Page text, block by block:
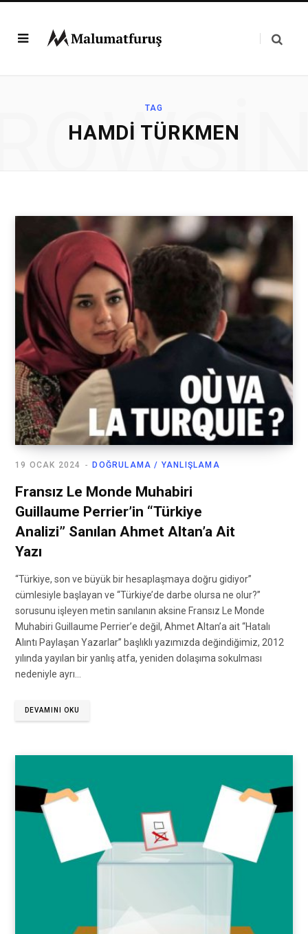
TAG
HAMDI TÜRKMEN
DOĞRULAMA / YANLIŞLAMA
19 OCAK 2024
Fransız Le Monde Muhabiri
Guillaume Perrier’in “Türkiye
Analizi” Sanılan Ahmet Altan’a Ait
Yazı
“Türkiye, son ve büyük bir hesaplaşmaya doğru gidiyor”
cümlesiyle başlayan ve “Türkiye’de darbe olursa ne olur?”
sorusunu işleyen metin sanılanın aksine Fransız Le Monde
Muhabiri Guillaume Perrier’e değil, Ahmet Altan’a ait “Hatalı
Alıntı Paylaşan Yazarlar” başlıklı yazımızda değindiğimiz, 2012
yılında yayılan bir yanlış atfa, yeniden dolaşıma sokulması
nedeniyle ayrı…
DEVAMINI OKU